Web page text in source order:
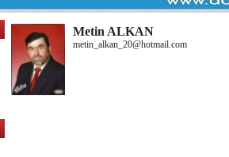
Metin ALKAN
metin_alkan_20@hotmail.com